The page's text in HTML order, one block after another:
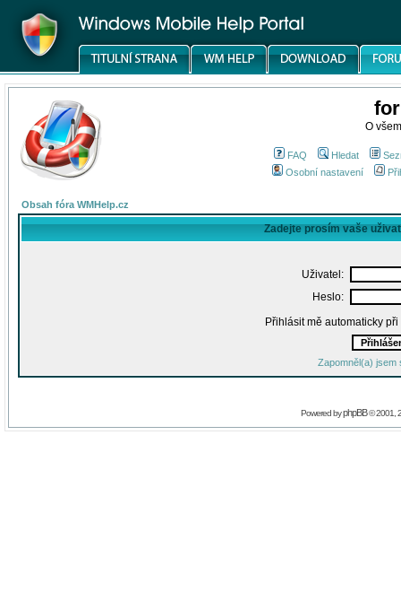
O
FAQ Hledat
Osobní nastavení
Obsah fóra WMHelp.cz
Zadejte prosím vaše
Uživatel:
Heslo:
Přihlásit mě automaticky
Zapomněl(a) jsem
Powered byphpBB© 2001,